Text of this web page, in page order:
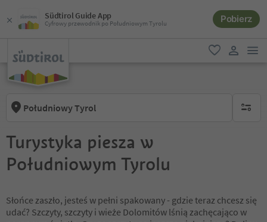
Südtirol Guide App
Cyfrowy przewodnik po Południowym Tyrolu Pobierz
ulubione
Południowy Tyrol brak
Turystyka piesza w
Południowym Tyrolu
Słońce zaszło, jesteś w pełni spakowany - gdzie teraz chcesz się
udać? Szczyty, szczyty i wieże Dolomitów lśnią zachęcająco w